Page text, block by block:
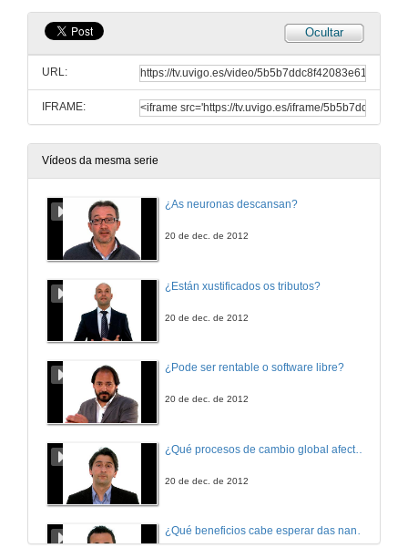
Ocultar
URL:
IFRAME:
Vídeos da mesma serie
¿As neuronas descansan?
20 de dec. de 2012
¿Están xustificados os tributos?
20 de dec. de 2012
¿Pode ser rentable o software libre?
20 de dec. de 2012
20 de dec. de 2012
¿Qué beneficios cabe esperar das nanotecnoloxías para consumidores e sociedade?